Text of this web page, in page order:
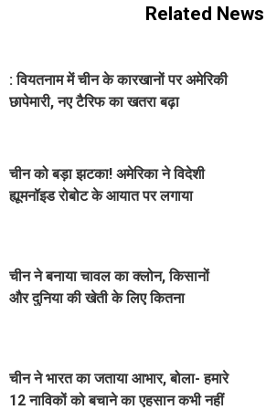
Related News
: वियतनाम में चीन के कारखानों पर अमेरिकी
छापेमारी, नए टैरिफ का खतरा बढ़ा
चीन को बड़ा झटका! अमेरिका ने विदेशी
ह्यूमनॉइड रोबोट के आयात पर लगाया
चीन ने बनाया चावल का क्लोन, किसानों
और दुनिया की खेती के लिए कितना
चीन ने भारत का जताया आभार, बोला- हमारे
12 नाविकों को बचाने का एहसान कभी नहीं